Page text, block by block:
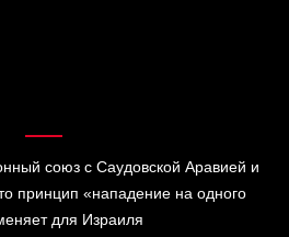
союз с Саудовской Аравией и
принцип «нападение на одного
для Израиля